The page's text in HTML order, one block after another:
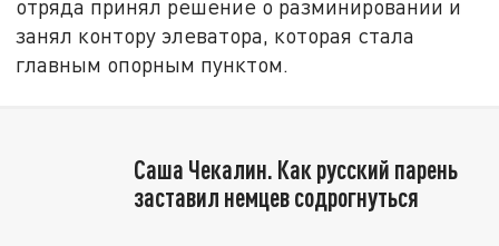
отряда принял решение о разминировании и
занял контору элеватора, которая стала
главным опорным пунктом.
Саша Чекалин. Как русский парень
заставил немцев содрогнуться